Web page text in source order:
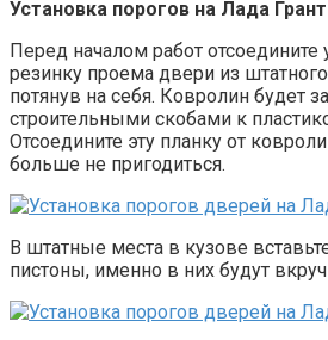
Установка порогов на Лада
Перед началом работ отсоедините
резинку проема двери из
потянув на себя. Ковролин будет
строительными скобами к
Отсоедините эту планку от
больше не пригодиться.
В штатные места в кузове
пистоны, именно в них будут